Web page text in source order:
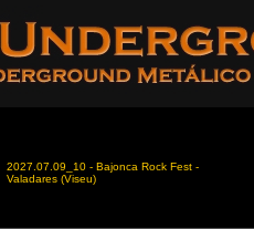
2027.07.09_10 - Bajonca Rock Fest -
Valadares (Viseu)